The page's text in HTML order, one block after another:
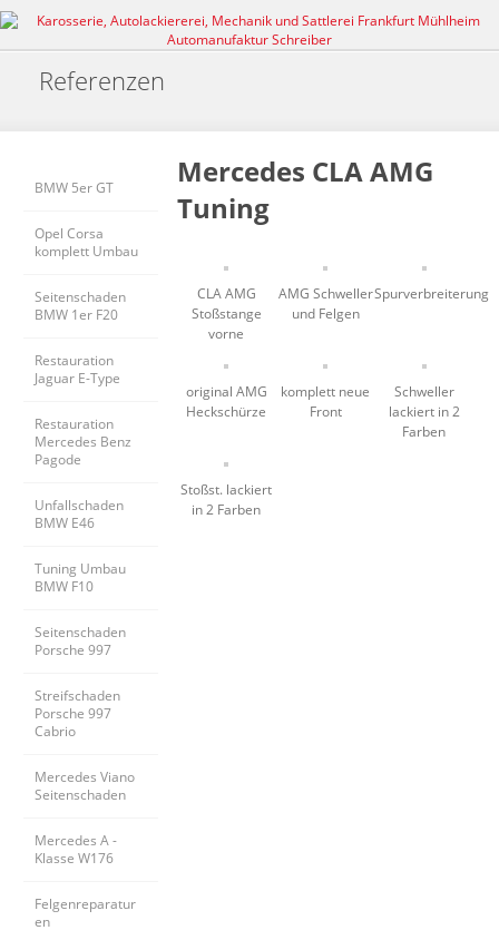
Referenzen
BMW 5er GT
Opel Corsa
komplett Umbau
Seitenschaden
BMW 1er F20
Restauration
Jaguar E-Type
Restauration
Mercedes Benz
Pagode
Unfallschaden
BMW E46
Tuning Umbau
BMW F10
Seitenschaden
Porsche 997
Streifschaden
Porsche 997
Cabrio
Mercedes Viano
Seitenschaden
Mercedes A -
Klasse W176
Felgenreparatur
en
Mercedes CLA AMG
Tuning
CLA AMG
Stoßstange
vorne
AMG Schweller
und Felgen
Spurverbreiterung
original AMG
Heckschürze
komplett neue
Front
Schweller
lackiert in 2
Farben
Stoßst. lackiert
in 2 Farben